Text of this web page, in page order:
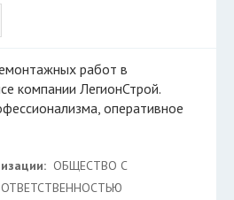
компании ЛегионСтрой.
оперативное
ОБЩЕСТВО С